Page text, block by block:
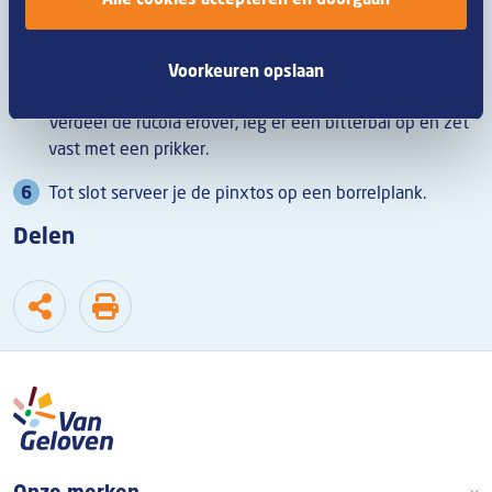
Voorkeuren opslaan
vast met een prikker.
Vervolgens besmeer je vier plakken brood met de
Verdeel de rucola erover, leg er een bitterbal op en zet
vast met een prikker.
Tot slot serveer je de pinxtos op een borrelplank.
Delen
Boven footer